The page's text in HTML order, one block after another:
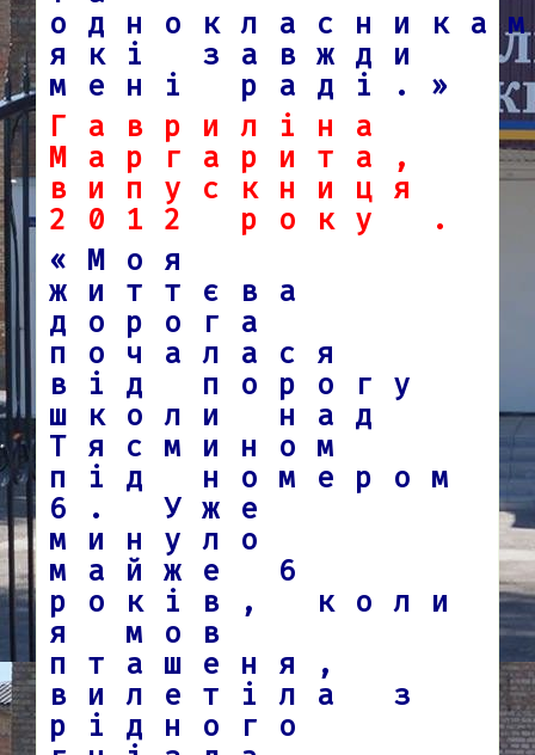
які завжди
мені раді.»
Гавриліна
Маргарита,
випускниця
2012 року .
«Моя
життєва
дорога
почалася
від порогу
школи над
Тясмином
під номером
6. Уже
минуло
майже 6
років, коли
я мов
пташеня,
вилетіла з
рідного